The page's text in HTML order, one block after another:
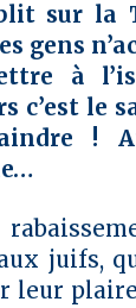
sur la
gens
à
c’est le
!
juifs,
leur